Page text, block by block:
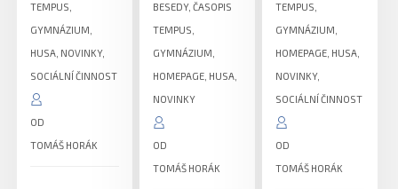
TEMPUS
GYMNÁZIUM
HUSA NOVINKY,
SOCIÁLNÍ ČINNOST
OD
TOMÁŠ HORÁK
BESEDY,ČASOPIS
TEMPUS
GYMNÁZIUM
HOMEPAGE HUSA
NOVINKY
OD
TOMÁŠ HORÁK
TEMPUS
GYMNÁZIUM
HOMEPAGE HUSA
NOVINKY,
SOCIÁLNÍ ČINNOST
OD
TOMÁŠ HORÁK